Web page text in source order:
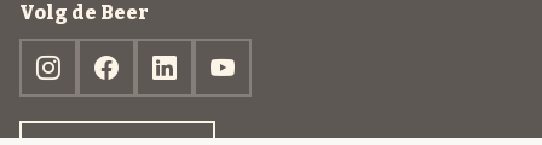
Volg de Beer